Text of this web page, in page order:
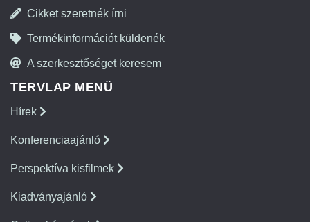
Cikket szeretnék írni
Termékinformációt küldenék
A szerkesztőséget keresem
TERVLAP MENÜ
Hírek
Konferenciaajánló
Perspektíva kisfilmek
Kiadványajánló